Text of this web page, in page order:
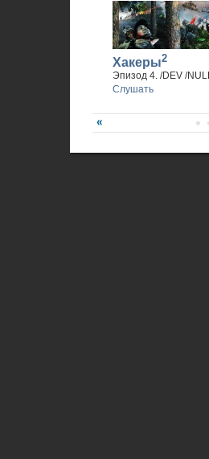
Хакеры2
Эпизод 4. /DEV /
Слушать